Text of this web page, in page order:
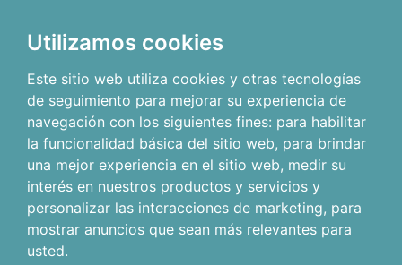
Utilizamos cookies
Este sitio web utiliza cookies y otras tecnologías
de seguimiento para mejorar su experiencia de
navegación con los siguientes fines: para habilitar
la funcionalidad básica del sitio web, para brindar
una mejor experiencia en el sitio web, medir su
interés en nuestros productos y servicios y
personalizar las interacciones de marketing, para
mostrar anuncios que sean más relevantes para
usted.